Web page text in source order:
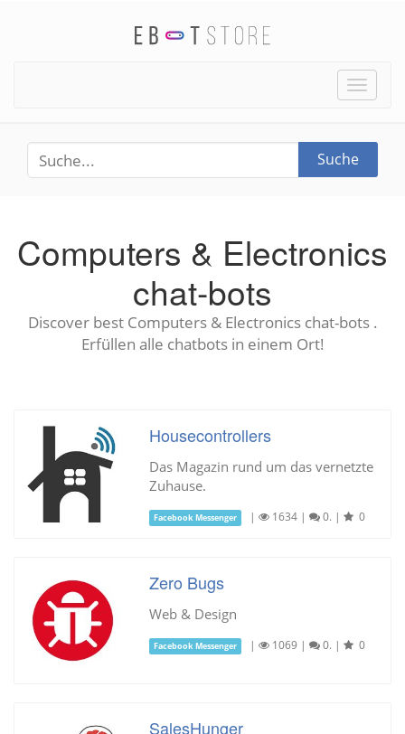
Toggle
Suche
Computers & Electronics
chat-bots
Discover best Computers & Electronics chat-bots .
Erfüllen alle chatbots in einem Ort!
Housecontrollers
Das Magazin rund um das vernetzte
Zuhause.
Facebook Messenger | 1634 | 0. | 0
Zero Bugs
Web & Design
Facebook Messenger | 1069 | 0. | 0
SalesHunger